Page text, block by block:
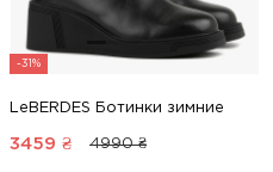
-31%
LeBERDES Ботинки зимние
3459 ₴ 4990 ₴